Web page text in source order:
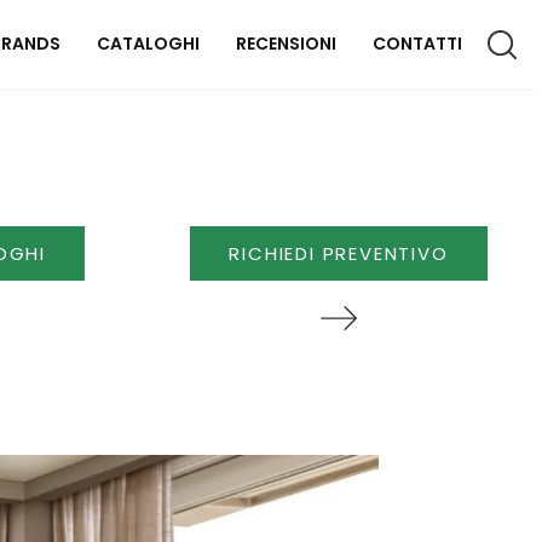
Giardino
CATALOGHI RECENSIONI CONTATTI
RICHIEDI PREVENTIVO